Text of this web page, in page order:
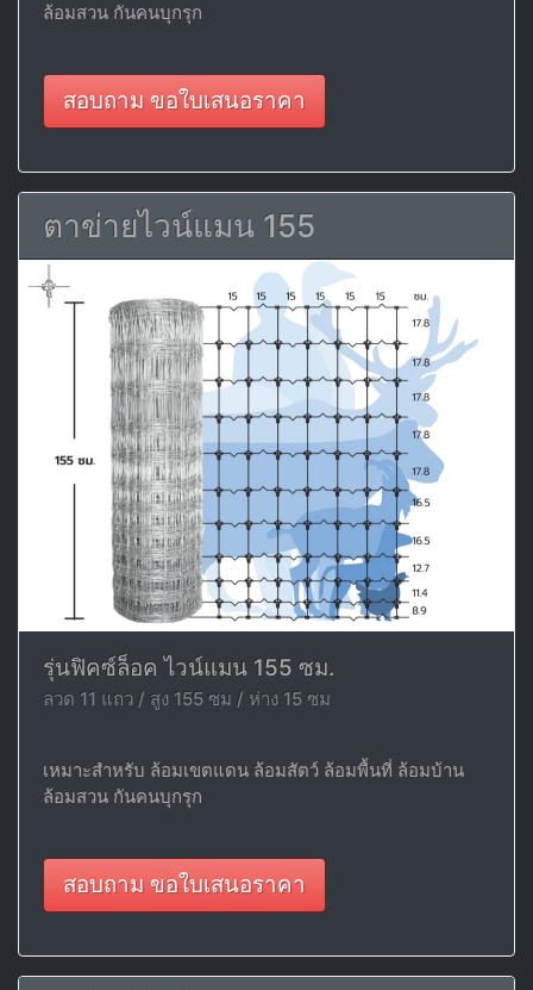
ล้อมสวน กันคนบุกรุก
สอบถาม ขอใบเสนอราคา
ตาข่ายไวน์แมน 155
รุ่นฟิคซ์ล็อค ไวน์แมน 155 ซม.
ลวด 11 แถว / สูง 155 ซม / ห่าง 15 ซม
เหมาะสำหรับ ล้อมเขตแดน ล้อมสัตว์ ล้อมพื้นที่ ล้อมบ้าน
ล้อมสวน กันคนบุกรุก
สอบถาม ขอใบเสนอราคา